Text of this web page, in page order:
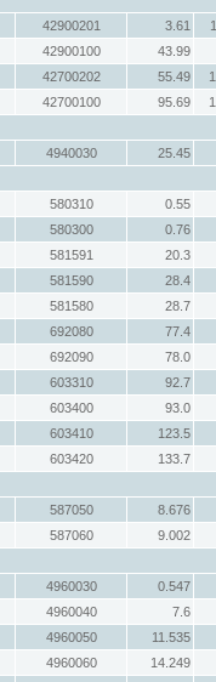
42900201 3.61
42900100
43.99
42700202 55.49
42700100 95.69
4940030
25.45
580310
0.55
580300
0.76
581591
20.3
581590
28.4
581580
28.7
692080
77.4
692090
78.0
603310
92.7
603400
93.0
603410
123.5
603420
133.7
587050
8.676
587060
9.002
4960030
0.547
4960040
7.6
4960050
11.535
4960060
14.249